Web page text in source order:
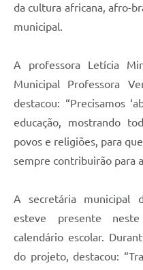
da cultura africana, afro-
municipal.
A professora Letícia
Municipal Professora
destacou: “Precisamos
educação, mostrando
povos e religiões, para
sempre contribuirão para
A secretária municipal
esteve presente
calendário escolar.
do projeto, destacou: